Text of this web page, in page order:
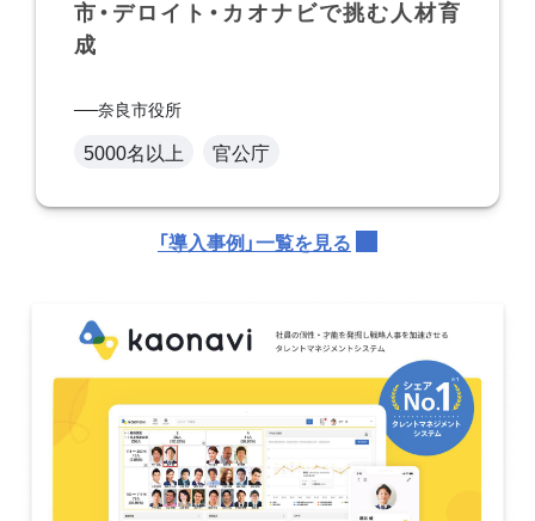
市・デロイト・カオナビで挑む人材育
成
奈良市役所
5000名以上 官公庁
「導入事例」一覧を見る